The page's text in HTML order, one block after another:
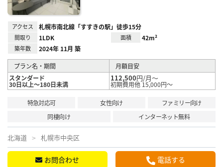
アクセス 札幌市南北線「すすきの駅」徒歩15分
間取り 1LDK 面積 42m²
築年数 2024年 11月 築
プラン名・期間
月額目安
スタンダード
30日以上～180日未満
112,500円/月～
初期費用他 15,000円～
特急対応可 女性向け
ファミリー向け
同棲向け
インターネット無料
北海道 札幌市中央区
お問合わせ 電話する